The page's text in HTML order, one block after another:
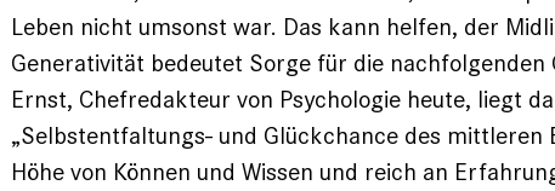
Leben nicht umsonst war. Das kann helfen, der
Generativität bedeutet Sorge für die nachfolgenden
Ernst, Chefredakteur von Psychologie heute, liegt
„Selbstentfaltungs- und Glückchance des mittleren
Höhe von Können und Wissen und reich an